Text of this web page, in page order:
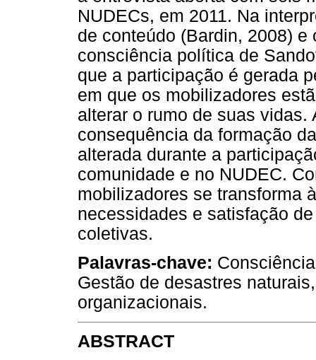
NUDECs, em 2011. Na
de conteúdo (Bardin, 2008)
consciência política de
que a participação é gerada
em que os mobilizadores
alterar o rumo de suas
consequência da formação
alterada durante a
comunidade e no NUDEC.
mobilizadores se transforma
necessidades e satisfação
coletivas.
Palavras-chave:
Gestão de desastres
organizacionais.
ABSTRACT